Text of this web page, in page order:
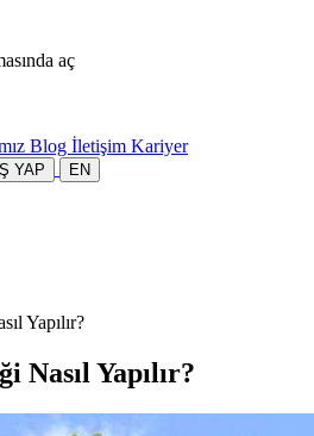
aç
Blog İletişim Kariyer
YAP EN
Yapılır?
Nasıl Yapılır?